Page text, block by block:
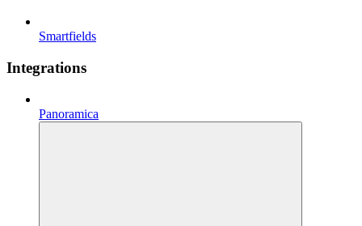
Smartfields
Integrations
Panoramica